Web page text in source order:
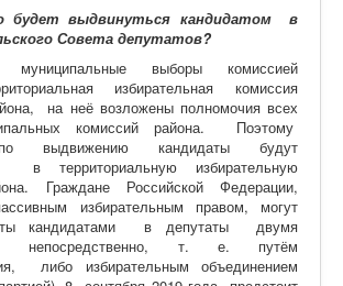
выдвинуться кандидатом в
Совета депутатов?
муниципальные выборы комиссией
избирательная комиссия
на неё возложены полномочия всех
комиссий района. Поэтому
выдвижению кандидаты будут
в территориальную избирательную
Граждане Российской Федерации,
избирательным правом, могут
кандидатами в депутаты двумя
непосредственно, т. е. путём
либо избирательным объединением